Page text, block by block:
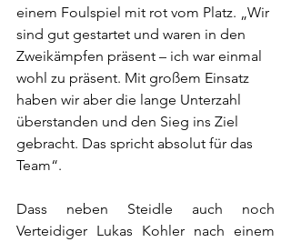
einem Foulspiel mit rot vom Platz. „Wir
sind gut gestartet und waren in den
Zweikämpfen präsent – ich war einmal
wohl zu präsent. Mit großem Einsatz
haben wir aber die lange Unterzahl
überstanden und den Sieg ins Ziel
gebracht. Das spricht absolut für das
Team“.
Dass neben Steidle auch noch
Verteidiger Lukas Kohler nach einem